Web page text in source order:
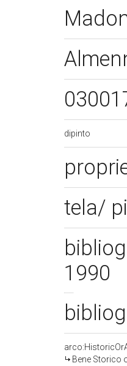
dipinto
tela/
1990
Bene Storico